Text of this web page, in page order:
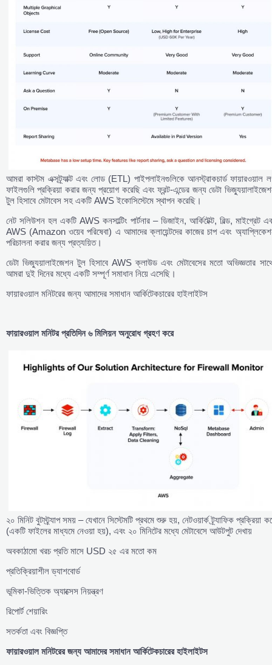
আমরা কাস্টম এক্সট্র্যাক্ট এবং লোড (ETL) পাইপলাইনগুলিকে আনস্ট্রাকচার্ড ফায়ারওয়াল
ফাইলগুলি প্রক্রিয়া করার জন্য প্রয়োগ করেছি এবং ফ্রন্ট-এন্ডের জন্য ডেটা
টুল হিসাবে মেটাবেস সহ একটি AWS ইকোসিস্টেমে স্থাপন করেছি।
নেট সলিউশন হল একটি AWS কনসাল্টিং পার্টনার – ডিজাইন, আর্কিটেক্ট, বিল্ড, মাইগ্রেট
AWS (Amazon ওয়েব পরিষেবা) এ আমাদের ক্লায়েন্টদের কাজের চাপ এবং
পরিচালনা করার জন্য প্রত্যয়িত।
ডেটা ভিজ্যুয়ালাইজেশন টুল হিসাবে AWS ক্লাউড এবং মেটাবেসের মতো অভিজ্ঞতার
আমরা দুই দিনের মধ্যে একটি সম্পূর্ণ সমাধান নিয়ে এসেছি।
ফায়ারওয়াল মনিটরের জন্য আমাদের সমাধান আর্কিটেকচারের হাইলাইটস
ফায়ারওয়ালমনিটরপ্রতিদিন৬মিলিয়নঅনুরোধগ্রহণকরে
২০ মিনিট বুটস্ট্র্যাপ সময় – যেখানে সিস্টেমটি প্রথমে শুরু হয়, নেটওয়ার্ক ট্র্যাফিক প্রক্রিয়া
(একটি ফাইলের মাধ্যমে নেওয়া হয়), এবং ২০ মিনিটের মধ্যে মেটাবেসে আউটপুট দেখায়
অবকাঠামো খরচ প্রতি মাসে USD ২৫ এর মতো কম
প্রতিক্রিয়াশীল ড্যাশবোর্ড
ভূমিকা-ভিত্তিক অ্যাক্সেস নিয়ন্ত্রণ
রিপোর্ট শেয়ারিং
সতর্কতা এবং বিজ্ঞপ্তি
ফায়ারওয়ালমনিটরেরজন্য আমাদেরসমাধানআর্কিটেকচারেরহাইলাইটস